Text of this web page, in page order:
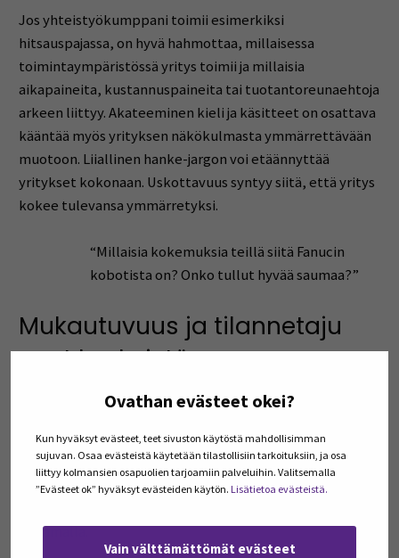
Ovathan evästeet okei?
Kun hyväksyt evästeet, teet sivuston käytöstä mahdollisimman
sujuvan. Osaa evästeistä käytetään tilastollisiin tarkoituksiin, ja osa
liittyy kolmansien osapuolien tarjoamiin palveluihin. Valitsemalla
”Evästeet ok” hyväksyt evästeiden käytön. Lisätietoa evästeistä.
Vain välttämättömät evästeet
Jos yhteistyökumppani toimii esimerkiksi
hitsauspajassa, on hyvä hahmottaa, millaisessa
toimintaympäristössä yritys toimii ja millaisia
aikapaineita, kustannuspaineita tai tuotantoreunaehtoja
arkeen liittyy. Akateeminen kieli ja käsitteet on osattava
kääntää myös yrityksen näkökulmasta ymmärrettävään
muotoon. Liiallinen hanke-jargon voi etäännyttää
yritykset kokonaan. Uskottavuus syntyy siitä, että yritys
kokee tulevansa ymmärretyksi.
“Millaisia kokemuksia teillä siitä Fanucin
kobotista on? Onko tullut hyvää saumaa?”
Mukautuvuus ja tilannetaju
ovat keskeistä
Yritysympäristö on usein suorasukaisempi ja nopeampi
yhteistyökumppanilta joustavuutta ja etenkin sosiaalista
älykkyyttä. Täytyy osata joustaa sekä etsiä ratkaisuja.
Kaikkeen ei myöskään kannata reagoida
jatkamalla.